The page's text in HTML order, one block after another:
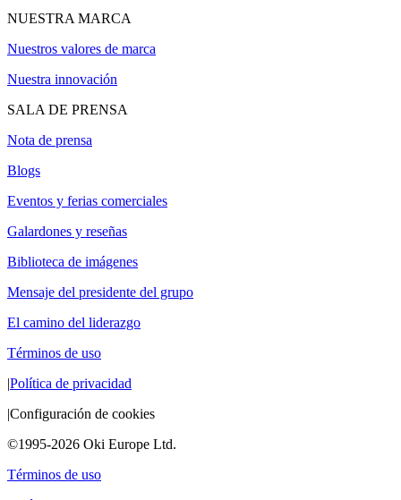
NUESTRA MARCA
Nuestros valores de marca
Nuestra innovación
SALA DE PRENSA
Nota de prensa
Blogs
Eventos y ferias comerciales
Galardones y reseñas
Biblioteca de imágenes
Mensaje del presidente del grupo
El camino del liderazgo
Términos de uso
|Política de privacidad
|Configuración de cookies
©1995-2026 Oki Europe Ltd.
Términos de uso